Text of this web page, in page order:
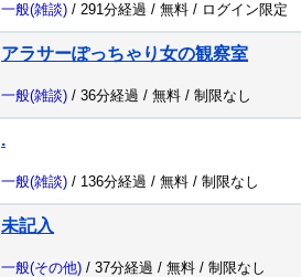
一般(雑談) / 291分経過 / 無料 / ログイン限定
アラサーぽっちゃり女の観察室
一般(雑談) / 36分経過 / 無料 / 制限なし
.
一般(雑談) / 136分経過 / 無料 / 制限なし
未記入
一般(その他) / 37分経過 / 無料 / 制限なし